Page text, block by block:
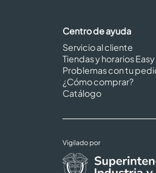
Centro de ayuda
Servicio al cliente
Tiendas y horarios Easy
Problemas con tu
¿Cómo comprar?
Catálogo